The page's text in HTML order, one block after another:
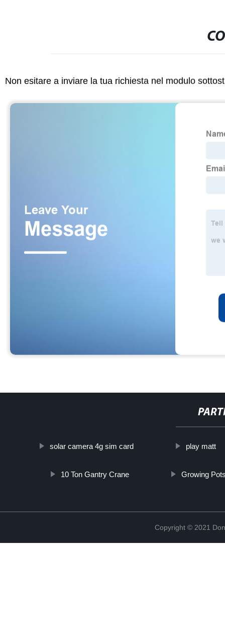
Non esitare a inviare la tua richiesta nel modulo
solar camera 4g sim card play matt
10 Ton Gantry Crane Growing
Copyright © 2021